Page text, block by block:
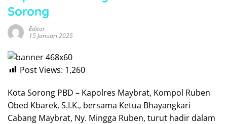
Sorong
Editor
15 Januari 2025
Post Views: 1,260
Kota Sorong PBD – Kapolres Maybrat, Kompol Ruben
Obed Kbarek, S.I.K., bersama Ketua Bhayangkari
Cabang Maybrat, Ny. Mingga Ruben, turut hadir dalam